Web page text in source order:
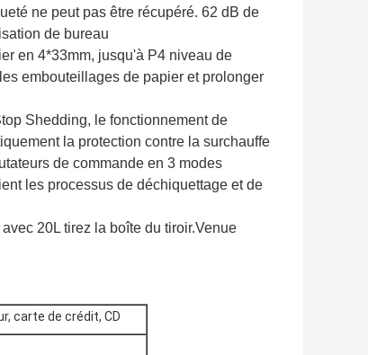
ne peut pas être récupéré. 62 dB de
de bureau
en 4*33mm, jusqu'à P4 niveau de
embouteillages de papier et prolonger
Shedding, le fonctionnement de
la protection contre la surchauffe
de commande en 3 modes
les processus de déchiquettage et de
20L tirez la boîte du tiroir.Venue
carte de crédit, CD